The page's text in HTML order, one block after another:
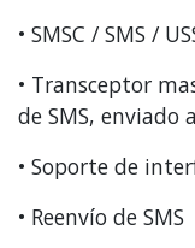
• SMSC / SMS /
• Transceptor
de SMS, enviado
• Soporte de
• Reenvío de SMS